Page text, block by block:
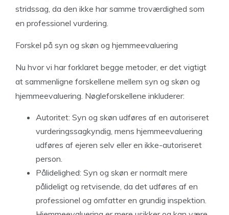
stridssag, da den ikke har samme troværdighed som
en professionel vurdering.
Forskel på syn og skøn og hjemmeevaluering
Nu hvor vi har forklaret begge metoder, er det vigtigt
at sammenligne forskellene mellem syn og skøn og
hjemmeevaluering. Nøgleforskellene inkluderer:
Autoritet: Syn og skøn udføres af en autoriseret
vurderingssagkyndig, mens hjemmeevaluering
udføres af ejeren selv eller en ikke-autoriseret
person.
Pålidelighed: Syn og skøn er normalt mere
pålideligt og retvisende, da det udføres af en
professionel og omfatter en grundig inspektion.